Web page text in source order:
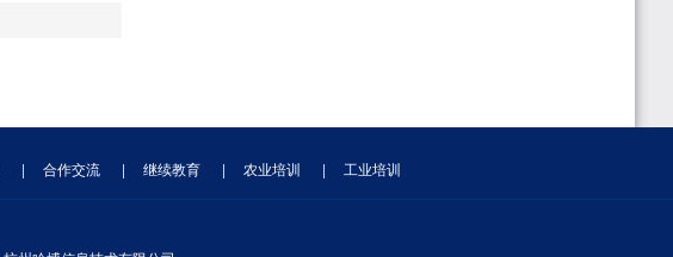
| 合作交流 | 继续教育 | 农业培训 | 工业培训